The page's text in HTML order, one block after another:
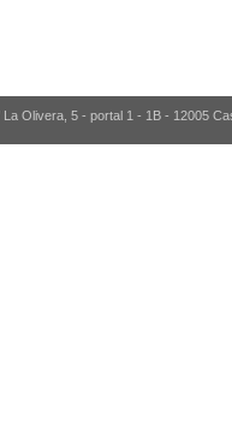
Olivera, 5 - portal 1 - 1B - 12005